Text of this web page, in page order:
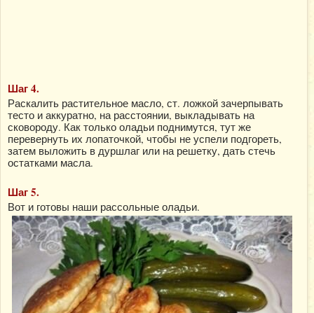
Шаг 4.
Раскалить растительное масло, ст. ложкой зачерпывать
тесто и аккуратно, на расстоянии, выкладывать на
сковороду. Как только оладьи поднимутся, тут же
перевернуть их лопаточкой, чтобы не успели подгореть,
затем выложить в дуршлаг или на решетку, дать стечь
остатками масла.
Шаг 5.
Вот и готовы наши рассольные оладьи.